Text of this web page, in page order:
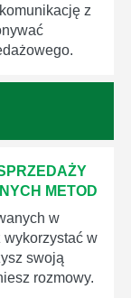
z
METOD
w
wykorzystać w
swoją
rozmowy.